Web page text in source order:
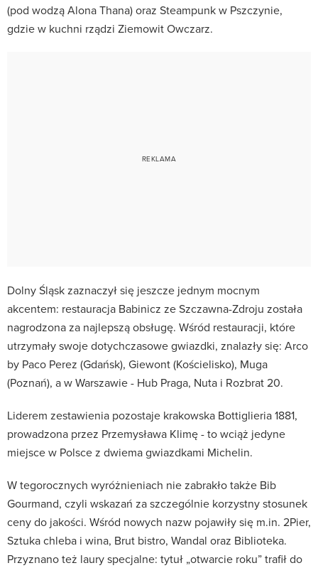
(pod wodzą Alona Thana) oraz Steampunk w Pszczynie,
gdzie w kuchni rządzi Ziemowit Owczarz.
Dolny Śląsk zaznaczył się jeszcze jednym mocnym
akcentem: restauracja Babinicz ze Szczawna-Zdroju została
nagrodzona za najlepszą obsługę. Wśród restauracji, które
utrzymały swoje dotychczasowe gwiazdki, znalazły się: Arco
by Paco Perez (Gdańsk), Giewont (Kościelisko), Muga
(Poznań), a w Warszawie - Hub Praga, Nuta i Rozbrat 20.
Liderem zestawienia pozostaje krakowska Bottiglieria 1881,
prowadzona przez Przemysława Klimę - to wciąż jedyne
miejsce w Polsce z dwiema gwiazdkami Michelin.
W tegorocznych wyróżnieniach nie zabrakło także Bib
Gourmand, czyli wskazań za szczególnie korzystny stosunek
ceny do jakości. Wśród nowych nazw pojawiły się m.in. 2Pier,
Sztuka chleba i wina, Brut bistro, Wandal oraz Biblioteka.
Przyznano też laury specjalne: tytuł „otwarcie roku” trafił do